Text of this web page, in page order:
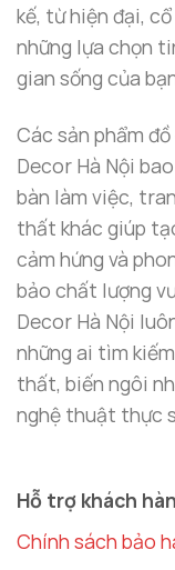
Bức tranh không
còn là một món
lâu dài mà không
Kích Thước Linh
Gian
Tranh sơn dầu
Nộicó các kích
không gian trong
gồm:
Nhỏ: 60cm x
Lớn
: 70cm x
Với hai lựa chọn
khách, phòng
kế, từ hiện đại,
những lựa chọn
gian sống của
Các sản phẩm
Decor Hà Nội
bàn làm việc,
thất khác giúp
cảm hứng và
bảo chất lượng
Decor Hà Nội
những ai tìm
thất, biến ngôi
nghệ thuật thực
Hỗ trợ khách
Chính sách bảo